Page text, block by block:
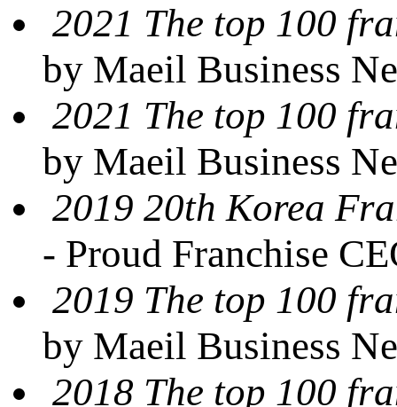
2021 The top 100
by Maeil Business
2021 The top 100
by Maeil Business
2019 20th Korea
- Proud Franchise
2019 The top 100
by Maeil Business
2018 The top 100